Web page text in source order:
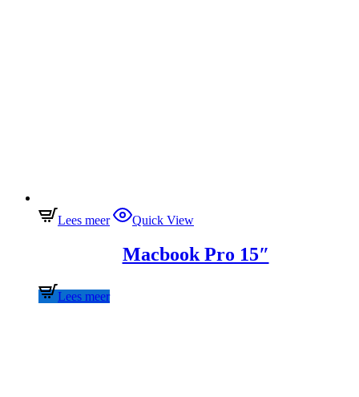
Lees meer Quick View
Macbook Pro 15″
Lees meer